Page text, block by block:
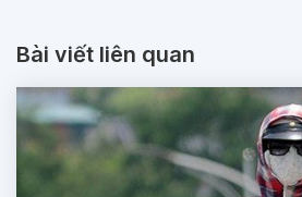
Bài viết liên quan